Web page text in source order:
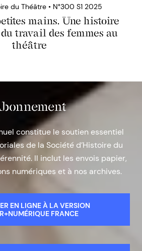
du Théâtre • N°300 S1 2025
mains. Une histoire
travail des femmes au
théâtre
constitue le soutien essentiel
de la Société d’Histoire du
Il inclut les envois papier,
numériques et à nos archives.
EN LIGNE À LA VERSION
FRANCE